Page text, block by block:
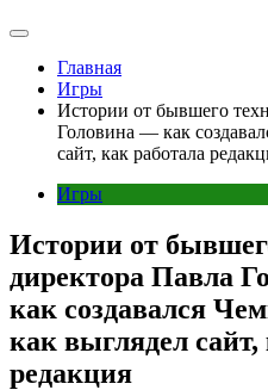
Главная
Игры
Истории от бывшего
Головина — как
сайт, как работала
Игры
Истории от
директора Павла
как создавался
как выглядел сайт,
редакция